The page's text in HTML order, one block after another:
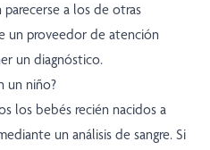
a los de otras
un proveedor de atención
un diagnóstico.
un niño?
los bebés recién nacidos a
un análisis de sangre. Si